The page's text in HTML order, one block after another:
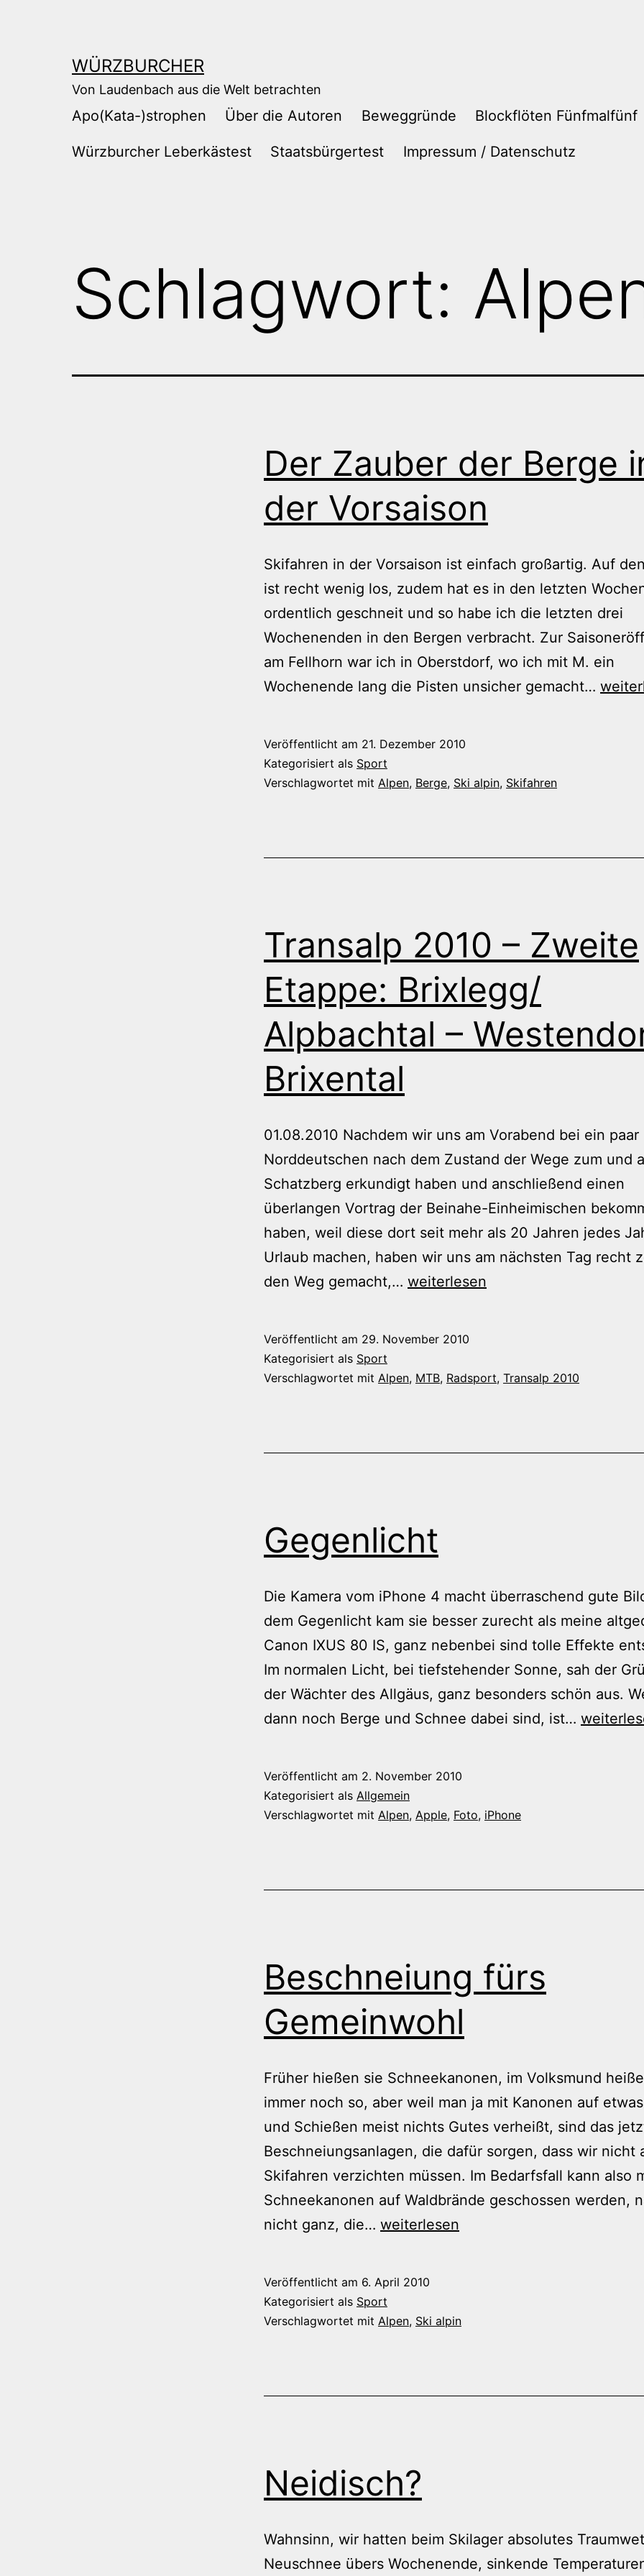
WÜRZBURCHER
Von Laudenbach aus die Welt betrachten
Apo(Kata-)strophen Über die Autoren Beweggründe Blockflöten Fünfmalfünf
Würzburcher Leberkästest Staatsbürgertest Impressum / Datenschutz
Schlagwort:
Der Zauber der Berge
der Vorsaison
Skifahren in der Vorsaison ist einfach großartig. Auf
ist recht wenig los, zudem hat es in den letzten
ordentlich geschneit und so habe ich die letzten drei
Wochenenden in den Bergen verbracht. Zur
am Fellhorn war ich in Oberstdorf, wo ich mit M. ein
Wochenende lang die Pisten unsicher gemacht… Der
Veröffentlicht am 21. Dezember 2010
Kategorisiert als Sport
Verschlagwortet mit Alpen, Berge, Ski alpin, Skifahren
Transalp 2010 – Zweite
Etappe: Brixlegg/
Alpbachtal –
Brixental
01.08.2010 Nachdem wir uns am Vorabend bei ein paar
Norddeutschen nach dem Zustand der Wege zum und
Schatzberg erkundigt haben und anschließend einen
überlangen Vortrag der Beinahe-Einheimischen
haben, weil diese dort seit mehr als 20 Jahren jedes
Urlaub machen, haben wir uns am nächsten Tag recht
den Weg gemacht,… Transalp
Etappe:
–
weiterlesen
Veröffentlicht am 29. November 2010
Kategorisiert als Sport
Verschlagwortet mit Alpen, MTB, Radsport, Transalp 2010
Gegenlicht
Die Kamera vom iPhone 4 macht überraschend gute
dem Gegenlicht kam sie besser zurecht als meine
Canon IXUS 80 IS, ganz nebenbei sind tolle Effekte
Im normalen Licht, bei tiefstehender Sonne, sah der
der Wächter des Allgäus, ganz besonders schön aus.
dann noch Berge und Schnee dabei sind, ist…
Veröffentlicht am 2. November 2010
Kategorisiert als Allgemein
Verschlagwortet mit Alpen, Apple, Foto, iPhone
Beschneiung fürs
Gemeinwohl
Früher hießen sie Schneekanonen, im Volksmund
immer noch so, aber weil man ja mit Kanonen auf
und Schießen meist nichts Gutes verheißt, sind das
Beschneiungsanlagen, die dafür sorgen, dass wir nicht
Skifahren verzichten müssen. Im Bedarfsfall kann also
Schneekanonen auf Waldbrände geschossen werden,
nicht ganz, die… Beschneiung
weiterlesen
Veröffentlicht am 6. April 2010
Kategorisiert als Sport
Verschlagwortet mit Alpen, Ski alpin
Neidisch?
Wahnsinn, wir hatten beim Skilager absolutes
Neuschnee übers Wochenende, sinkende